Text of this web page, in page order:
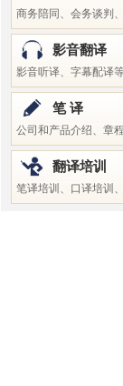
商务陪同、会务谈判
影音翻译
影音听译、字幕配译
笔 译
公司和产品介绍、章
翻译培训
笔译培训、口译培训